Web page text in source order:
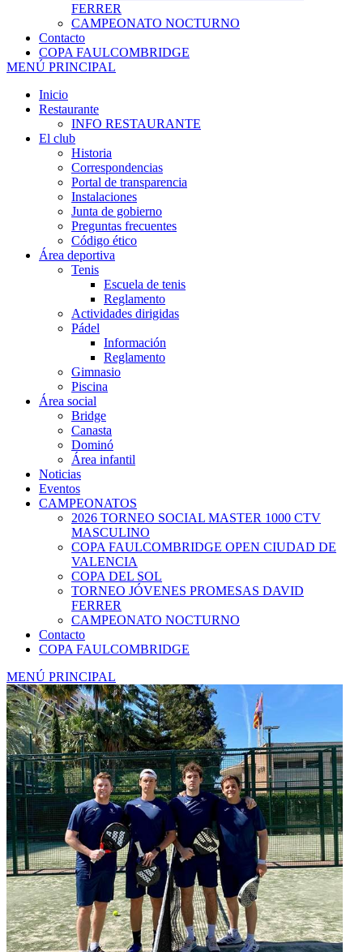
FERRER
CAMPEONATO NOCTURNO
Contacto
COPA FAULCOMBRIDGE
MENÚ PRINCIPAL
Inicio
Restaurante
INFO RESTAURANTE
El club
Historia
Correspondencias
Portal de transparencia
Instalaciones
Junta de gobierno
Preguntas frecuentes
Código ético
Área deportiva
Tenis
Escuela de tenis
Reglamento
Actividades dirigidas
Pádel
Información
Reglamento
Gimnasio
Piscina
Área social
Bridge
Canasta
Dominó
Área infantil
Noticias
Eventos
CAMPEONATOS
2026 TORNEO SOCIAL MASTER 1000 CTV
MASCULINO
COPA FAULCOMBRIDGE OPEN CIUDAD DE
VALENCIA
COPA DEL SOL
TORNEO JÓVENES PROMESAS DAVID
FERRER
CAMPEONATO NOCTURNO
Contacto
COPA FAULCOMBRIDGE
MENÚ PRINCIPAL